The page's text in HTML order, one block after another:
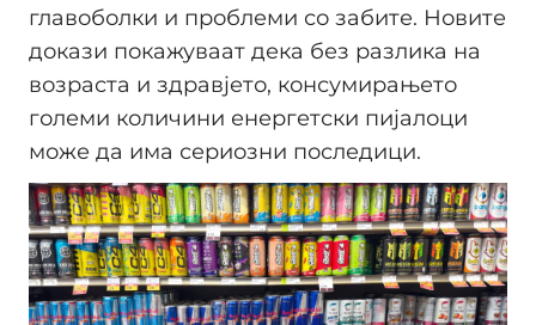
главоболки и проблеми со забите. Новите
докази покажуваат дека без разлика на
возраста и здравјето, консумирањето
големи количини енергетски пијалоци
може да има сериозни последици.